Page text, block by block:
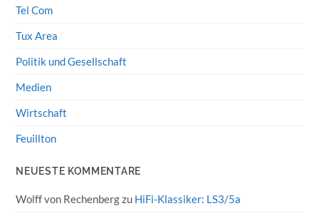
Tel Com
Tux Area
Politik und Gesellschaft
Medien
Wirtschaft
Feuillton
NEUESTE KOMMENTARE
Wolff von Rechenbergzu HiFi-Klassiker: LS3/5a